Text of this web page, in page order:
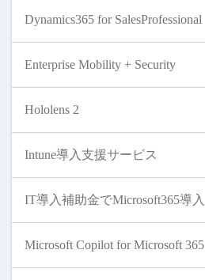
Dynamics365 for SalesProfessional
Enterprise Mobility + Security
Hololens 2
Intune導入支援サービス
IT導入補助金でMicrosoft365導入
Microsoft Copilot for Microsoft 365